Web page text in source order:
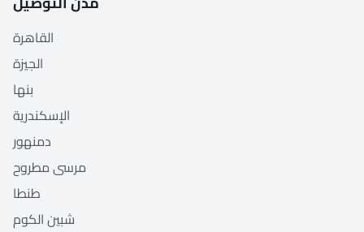
القاهرة
الجيزة
بنها
الإسكندرية
دمنهور
مرسى مطروح
طنطا
شبين الكوم